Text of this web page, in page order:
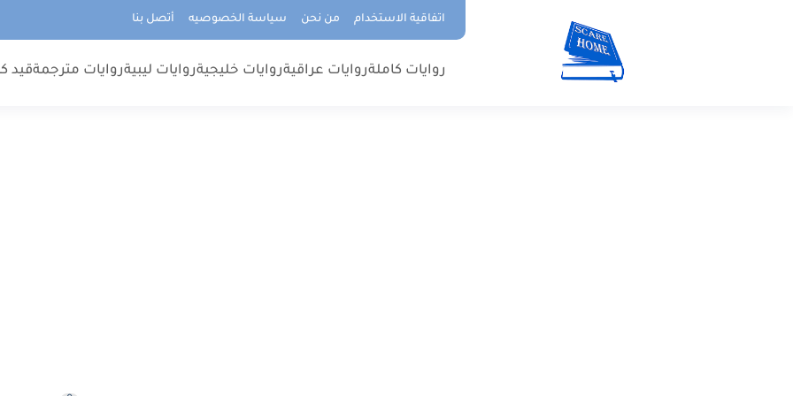
اتفاقية الاستخدام من نحن سياسة الخصوصيه أتصل بنا
روايات كاملةروايات عراقيةروايات خليجيةروايات ليبيةروايات مترجمةقيد